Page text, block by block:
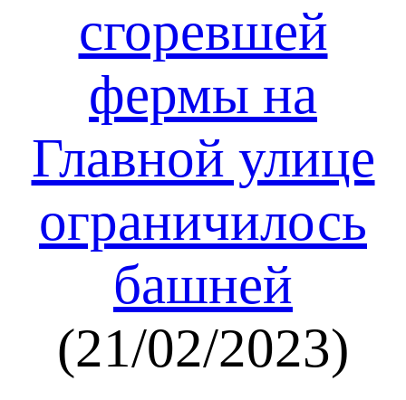
сгоревшей
фермы на
Главной улице
ограничилось
башней
(21/02/2023)